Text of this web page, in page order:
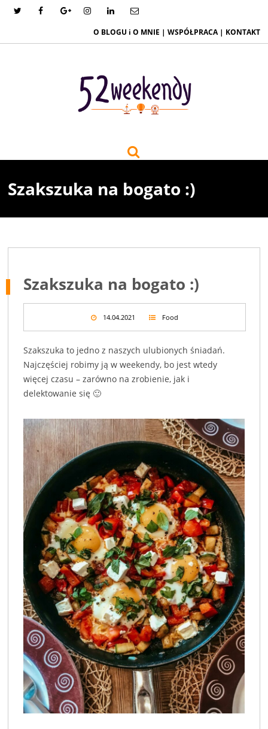
O BLOGU i O MNIE | WSPÓŁPRACA | KONTAKT
Szakszuka na bogato :)
Szakszuka na bogato :)
14.04.2021 Food
Szakszuka to jedno z naszych ulubionych śniadań.
Najczęściej robimy ją w weekendy, bo jest wtedy
więcej czasu – zarówno na zrobienie, jak i
delektowanie się 🙂